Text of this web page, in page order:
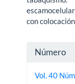
con
Detalles
del
Número
Vol. 40